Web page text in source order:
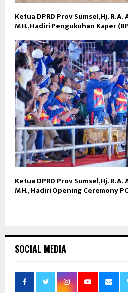
Ketua DPRD Prov Sumsel,Hj.
MH.,Hadiri Pengukuhan Kaper
Ketua DPRD Prov Sumsel,Hj.
MH., Hadiri Opening Ceremony
SOCIAL MEDIA